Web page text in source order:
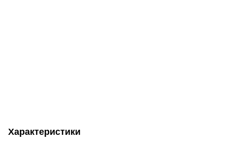
Характеристики